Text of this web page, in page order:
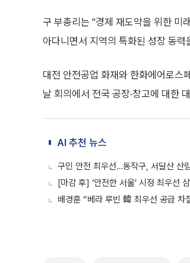
구 부총리는 "경제 재도약을 위한 미
아다니면서 지역의 특화된 성장 동
대전 안전공업 화재와 한화에어로스
날 회의에서 전국 공장·창고에 대한
AI 추천 뉴스
구민 안전 최우선…동작구, 서달산 산
[마감 후] ‘안전한 서울’ 시정 최우선
배경훈 “베라 루빈 韓 최우선 공급